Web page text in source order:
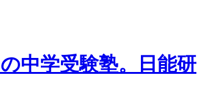
中学受験塾。日能研